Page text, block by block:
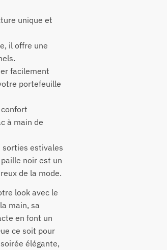
unique et
il offre une
facilement
portefeuille
à main de
sorties estivales
noir est un
de la mode.
look avec le
main, sa
en font un
ce soit pour
élégante,